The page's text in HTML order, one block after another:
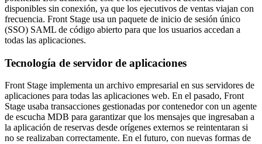
disponibles sin conexión, ya que los ejecutivos de ventas viajan con
frecuencia. Front Stage usa un paquete de inicio de sesión único
(SSO) SAML de código abierto para que los usuarios accedan a
todas las aplicaciones.
Tecnología de servidor de aplicaciones
Front Stage implementa un archivo empresarial en sus servidores de
aplicaciones para todas las aplicaciones web. En el pasado, Front
Stage usaba transacciones gestionadas por contenedor con un agente
de escucha MDB para garantizar que los mensajes que ingresaban a
la aplicación de reservas desde orígenes externos se reintentaran si
no se realizaban correctamente. En el futuro, con nuevas formas de